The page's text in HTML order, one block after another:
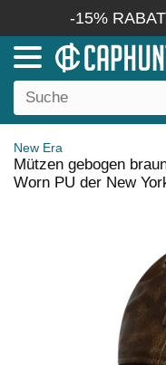
-15%
New Era
Mützen gebogen
Worn PU der New